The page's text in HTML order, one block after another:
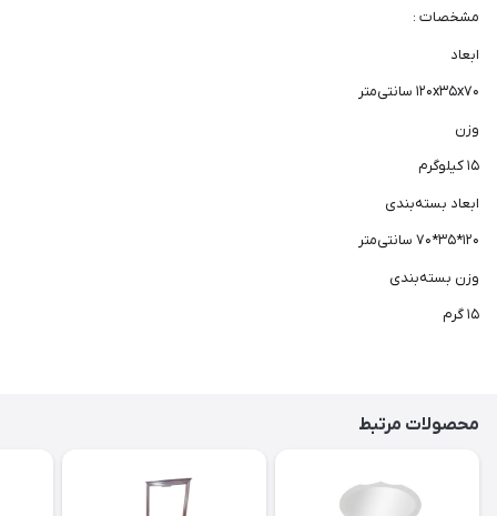
مشخصات :
ابعاد
۱۲۰x۳۵x۷۰ سانتی‌متر
وزن
۱۵ کیلوگرم
ابعاد بسته‌بندی
۱۲۰*۳۵*۷۰ سانتی‌متر
وزن بسته‌بندی
۱۵ گرم
محصولات مرتبط